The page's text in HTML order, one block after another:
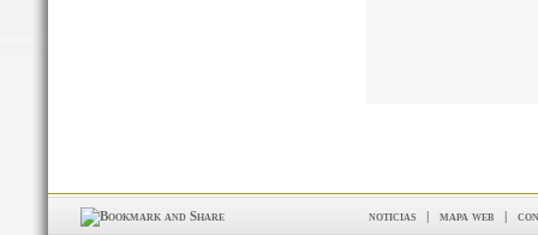
noticias | mapa web |